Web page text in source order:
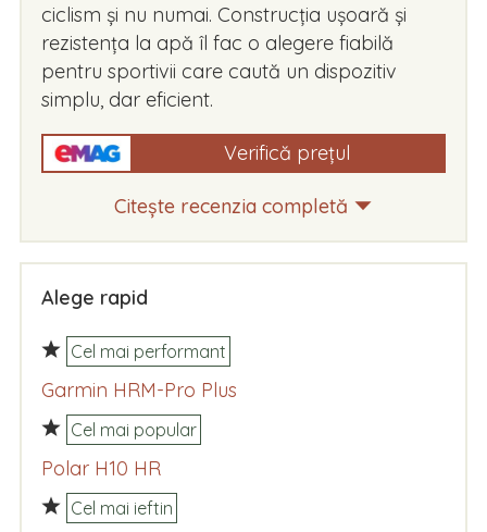
ciclism și nu numai. Construcția ușoară și
rezistența la apă îl fac o alegere fiabilă
pentru sportivii care caută un dispozitiv
simplu, dar eficient.
Verifică prețul
Citește recenzia completă
Alege rapid
Cel mai performant
Garmin HRM-Pro Plus
Cel mai popular
Polar H10 HR
Cel mai ieftin